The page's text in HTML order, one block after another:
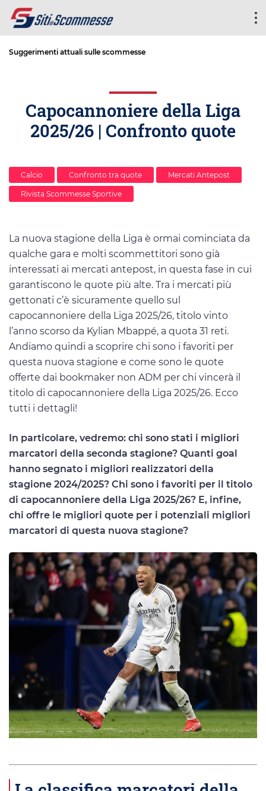
Suggerimenti attuali sulle scommesse
Capocannoniere della Liga
2025/26 | Confronto quote
Calcio Confronto tra quote Mercati Antepost
Rivista Scommesse Sportive
La nuova stagione della Liga è ormai cominciata da
qualche gara e molti scommettitori sono già
interessati ai mercati antepost, in questa fase in cui
garantiscono le quote più alte. Tra i mercati più
gettonati c’è sicuramente quello sul
capocannoniere della Liga 2025/26, titolo vinto
l’anno scorso da Kylian Mbappé, a quota 31 reti.
Andiamo quindi a scoprire chi sono i favoriti per
questa nuova stagione e come sono le quote
offerte dai bookmaker non ADM per chi vincerà il
titolo di capocannoniere della Liga 2025/26. Ecco
tutti i dettagli!
In particolare, vedremo: chi sono stati i migliori
marcatori della seconda stagione? Quanti goal
hanno segnato i migliori realizzatori della
stagione 2024/2025? Chi sono i favoriti per il titolo
di capocannoniere della Liga 2025/26? E, infine,
chi offre le migliori quote per i potenziali migliori
marcatori di questa nuova stagione?